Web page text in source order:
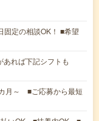
固定の相談OK！ ■希望
れば下記シフトも
月～ ■ご応募から最短